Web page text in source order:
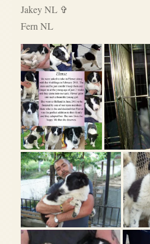
Jakey NL ✞
Fern NL